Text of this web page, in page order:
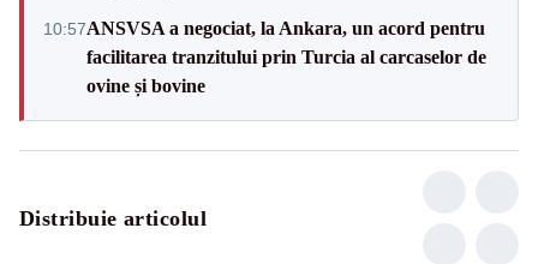
10:57ANSVSA a negociat, la Ankara, un acord pentru
facilitarea tranzitului prin Turcia al carcaselor de
ovine și bovine
Distribuie articolul